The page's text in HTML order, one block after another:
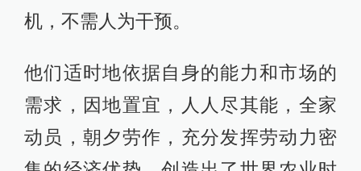
机，不需人为干预。
他们适时地依据自身的能力和市场的
需求，因地置宜，人人尽其能，全家
动员，朝夕劳作，充分发挥劳动力密